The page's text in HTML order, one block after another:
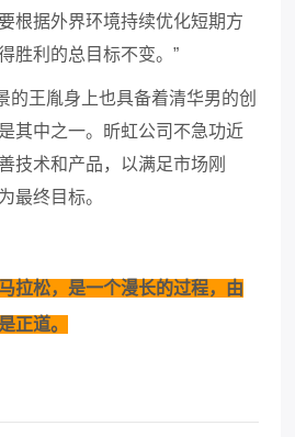
根据外界环境持续优化短期方
胜利的总目标不变。”
王胤身上也具备着清华男的创
其中之一。昕虹公司不急功近
技术和产品，以满足市场刚
最终目标。
拉松，是一个漫长的过程，由
正道。